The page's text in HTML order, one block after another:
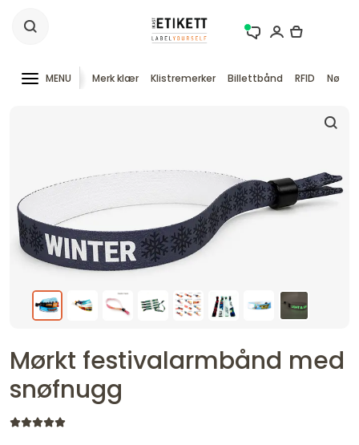
MENU Merk klær Klistremerker Billettbånd RFID
Mørkt festivalarmbånd med
snøfnugg